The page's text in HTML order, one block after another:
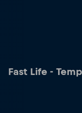
Fast Life -